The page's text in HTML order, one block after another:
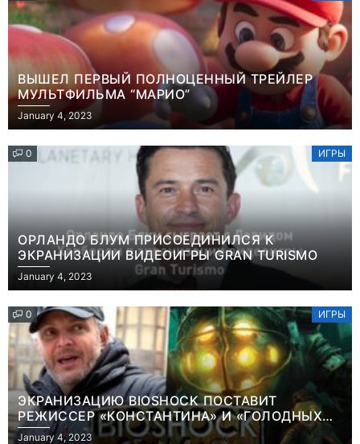
ВЫШЕЛ ПЕРВЫЙ ПОЛНОЦЕННЫЙ ТРЕЙЛЕР
МУЛЬТФИЛЬМА “МАРИО”
January 4, 2023
0 ИГРЫ
ОРЛАНДО БЛУМ ПРИСОЕДИНИЛСЯ К
ЭКРАНИЗАЦИИ ВИДЕОИГРЫ GRAN TURISMO
January 4, 2023
0 ИГРЫ
ЭКРАНИЗАЦИЮ BIOSHOCK ПОСТАВИТ
РЕЖИССЕР «КОНСТАНТИНА» И «ГОЛОДНЫХ
ИГР»
January 4, 2023